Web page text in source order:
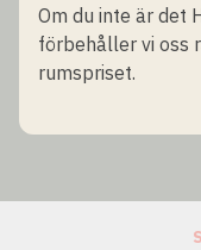
Om du inte är det
förbehåller vi oss
rumspriset.